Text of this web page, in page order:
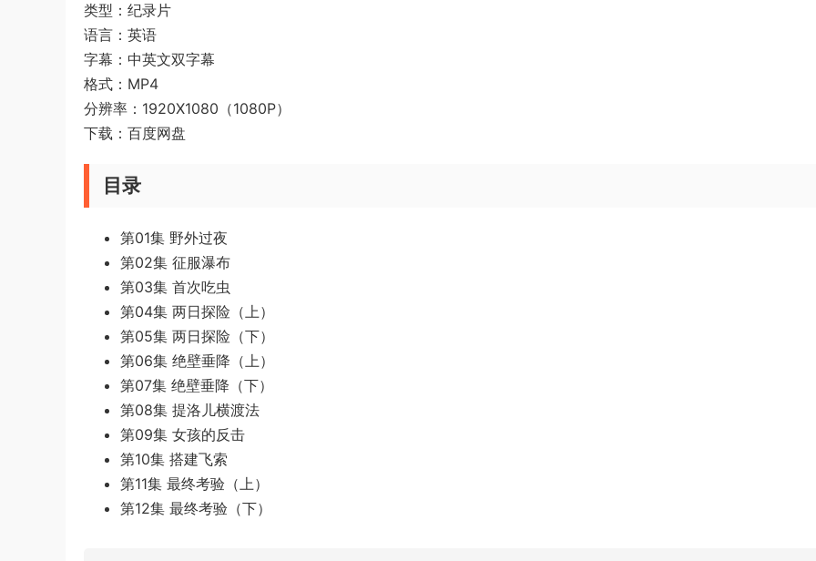
类型：纪录片
语言：英语
字幕：中英文双字幕
格式：MP4
分辨率：1920X1080（1080P）
下载：百度网盘
目录
第01集 野外过夜
第02集 征服瀑布
第03集 首次吃虫
第04集 两日探险（上）
第05集 两日探险（下）
第06集 绝壁垂降（上）
第07集 绝壁垂降（下）
第08集 提洛儿横渡法
第09集 女孩的反击
第10集 搭建飞索
第11集 最终考验（上）
第12集 最终考验（下）